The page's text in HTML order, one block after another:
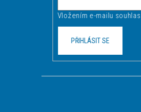
Vložením e-mailu
PŘIHLÁSIT SE